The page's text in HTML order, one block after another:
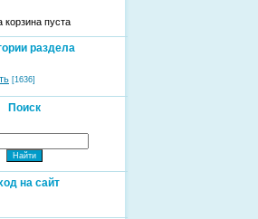
корзина пуста
раздела
[1636]
Поиск
на сайт